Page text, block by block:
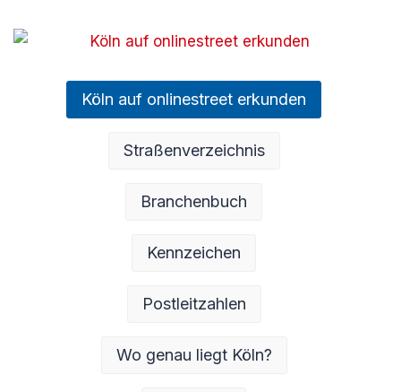
Köln auf onlinestreet erkunden
Straßenverzeichnis
Branchenbuch
Kennzeichen
Postleitzahlen
Wo genau liegt Köln?